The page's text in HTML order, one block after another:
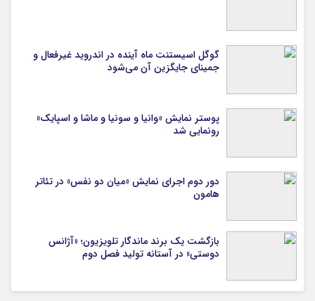
گوگل اسیستنت ماه آینده در اندروید غیرفعال و
جمینای جایگزین آن می‌شود
پوستر نمایش «وانیا و سونیا و ماشا و اسپایک»
رونمایی شد
دور دوم اجرای نمایش «میان دو نفس» در تئاتر
هامون
بازگشت یک برند ماندگار تلویزیون؛ «آژانس
دوستی» در آستانه تولید فصل دوم